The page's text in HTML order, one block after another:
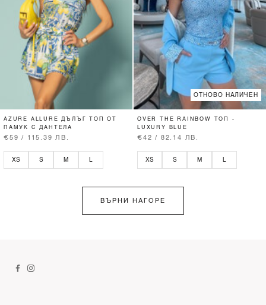
AZURE ALLURE ДЪЛЪГ ТОП ОТ
ПАМУК С ДАНТЕЛА
€59 / 115.39 ЛВ.
XS S M L
ОТНОВО НАЛИЧЕН
OVER THE RAINBOW ТОП -
LUXURY BLUE
€42 / 82.14 ЛВ.
XS S M L
ВЪРНИ НАГОРЕ